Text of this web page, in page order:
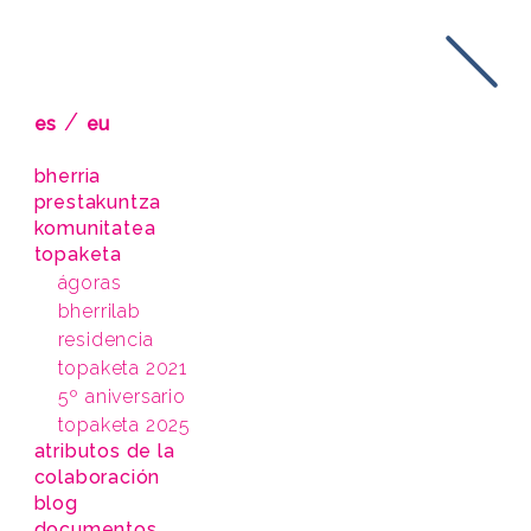
es / eu
bherria
prestakuntza
komunitatea
topaketa
ágoras
bherrilab
residencia
topaketa 2021
5º aniversario
topaketa 2025
atributos de la
colaboración
blog